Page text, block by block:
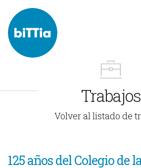
Trabajos
Volver al listado de
125 años del Colegio de